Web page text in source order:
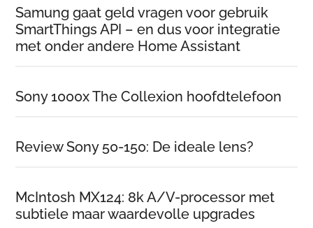
Samung gaat geld vragen voor gebruik
SmartThings API – en dus voor integratie
met onder andere Home Assistant
Sony 1000x The Collexion hoofdtelefoon
Review Sony 50-150: De ideale lens?
McIntosh MX124: 8k A/V-processor met
subtiele maar waardevolle upgrades